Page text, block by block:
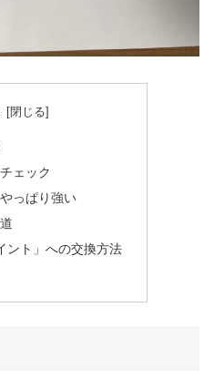
ェック
っぱり強い
ント」への交換方法